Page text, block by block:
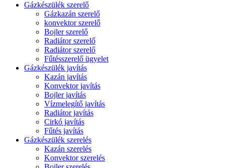
Gázkészülék szerelő
Gázkazán szerelő
konvektor szerelő
Bojler szerelő
Radiátor szerelő
Radiátor szerelő
Fűtésszerelő ügyelet
Gázkészülék javítás
Kazán javítás
Konvektor javítás
Bojler javítás
Vízmelegítő javítás
Radiátor javítás
Cirkó javítás
Fűtés javítás
Gázkészülék szerelés
Kazán szerelés
Konvektor szerelés